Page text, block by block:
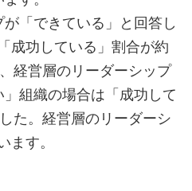
「できている」と回答し
成功している」割合が約
経営層のリーダーシップ
組織の場合は「成功して
た。経営層のリーダーシ
ます。